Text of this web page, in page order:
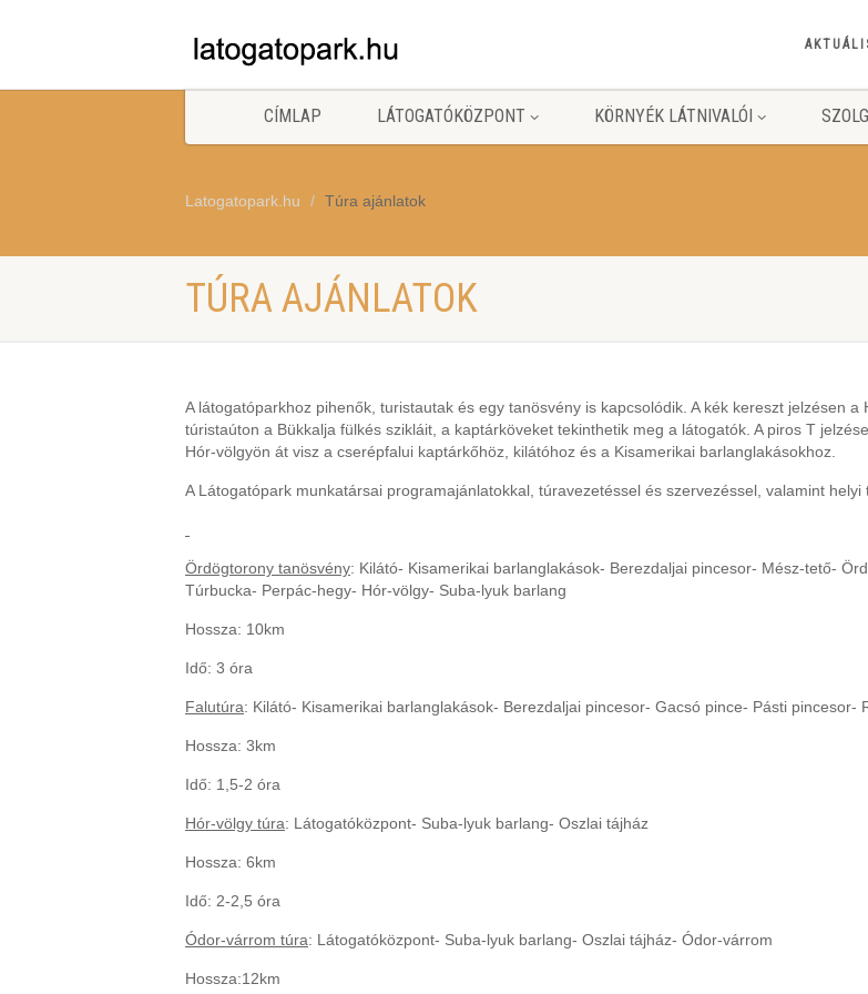
CÍMLAP LÁTOGATÓKÖZPONT KÖRNYÉK LÁTNIVALÓI
Latogatopark.hu Túra ajánlatok
TÚRA AJÁNLATOK
A látogatóparkhoz pihenők, turistautak és egy tanösvény is kapcsolódik. A kék kereszt jelzésen
túristaúton a Bükkalja fülkés szikláit, a kaptárköveket tekinthetik meg a látogatók. A piros T
Hór-völgyön át visz a cserépfalui kaptárkőhöz, kilátóhoz és a Kisamerikai barlanglakásokhoz.
A Látogatópark munkatársai programajánlatokkal, túravezetéssel és szervezéssel, valamint
Ördögtorony tanösvény: Kilátó- Kisamerikai barlanglakások- Berezdaljai pincesor- Mész-tető-
Túrbucka- Perpác-hegy- Hór-völgy- Suba-lyuk barlang
Hossza: 10km
Idő: 3 óra
Falutúra: Kilátó- Kisamerikai barlanglakások- Berezdaljai pincesor- Gacsó pince- Pásti pincesor-
Hossza: 3km
Idő: 1,5-2 óra
Hór-völgy túra: Látogatóközpont- Suba-lyuk barlang- Oszlai tájház
Hossza: 6km
Idő: 2-2,5 óra
Ódor-várrom túra: Látogatóközpont- Suba-lyuk barlang- Oszlai tájház- Ódor-várrom
Hossza:12km